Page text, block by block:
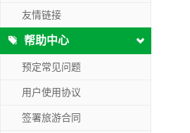
友情链接
帮助中心
预定常见问题
用户使用协议
签署旅游合同